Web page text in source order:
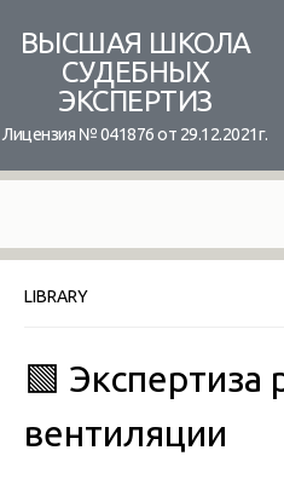
content
ВЫСШАЯ ШКОЛА
СУДЕБНЫХ
ЭКСПЕРТИЗ
Лицензия № 041876 от 29.12.2021г.
LIBRARY
🟩 Экспертиза
вентиляции